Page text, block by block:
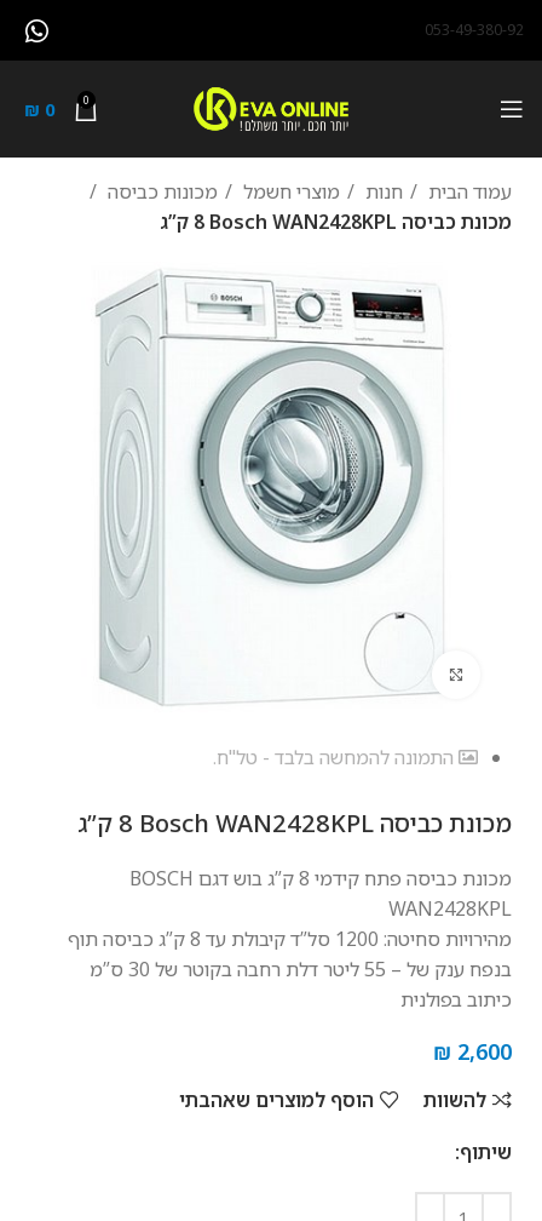
053-49-380-92
0
₪ 0
עמוד הבית חנות מוצרי חשמל
מכונות כביסה
מכונת כביסה Bosch WAN2428KPL ‏8 ‏ק”ג
לחץ להגדלה
התמונה להמחשה בלבד - טל"ח.
מכונת כביסה Bosch WAN2428KPL ‏8 ‏ק”ג
מכונת כביסה פתח קידמי 8 ק”ג בוש דגם BOSCH
WAN2428KPL
מהירויות סחיטה: 1200 סל”ד קיבולת עד 8 ק”ג כביסה תוף
בנפח ענק של – 55 ליטר דלת רחבה בקוטר של 30 ס”מ
כיתוב בפולנית
₪ 2,600
להשוות
הוסף למוצרים שאהבתי
שיתוף: